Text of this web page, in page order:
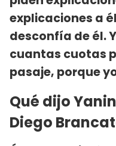
explicaciones a
desconfía de él.
cuantas cuotas
pasaje, porque
Qué dijo
Diego